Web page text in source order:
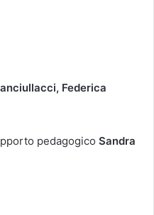
Federica
pedagogico Sandra